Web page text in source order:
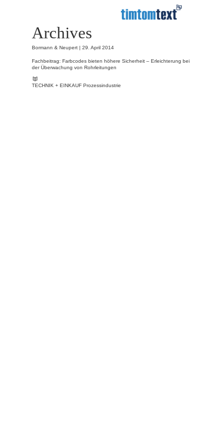
Archives
Bormann & Neupert | 29. April 2014
Fachbeitrag: Farbcodes bieten höhere Sicherheit – Erleichterung bei
der Überwachung von Rohrleitungen
TECHNIK + EINKAUF Prozessindustrie